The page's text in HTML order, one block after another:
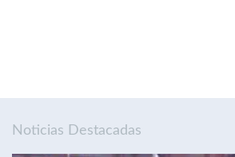
Noticias Destacadas